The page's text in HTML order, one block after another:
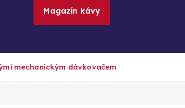
Kávové recepty, lifestyle a trendy inspirace
Magazín kávy
mechanickým dávkovačem